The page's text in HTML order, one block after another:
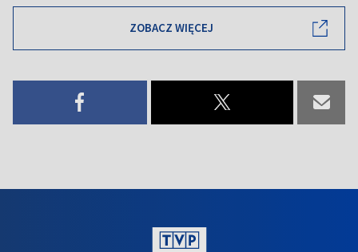
ZOBACZ WIĘCEJ